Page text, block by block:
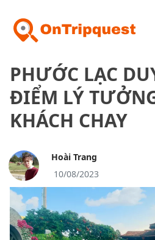
PHƯỚC LẠC
ĐIỂM LÝ
KHÁCH CHAY
Hoài Trang
10/08/2023